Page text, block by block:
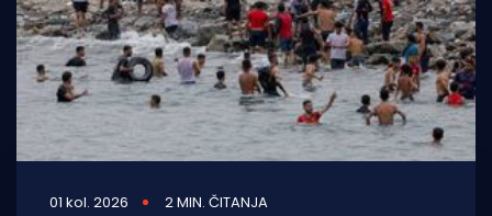
Pomorstvo
Ribolov
Ekologija
Tradicija i kultura
01 kol. 2026 2 MIN. ČITANJA